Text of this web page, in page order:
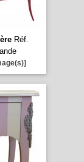
Réf.